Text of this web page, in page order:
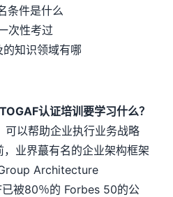
条件是什么
次性考过
知识领域有哪
认证培训要学习什么？
可以帮助企业执行业务战略
业界蕞有名的企业架构框架
Architecture
被80％的 Forbes 50的公